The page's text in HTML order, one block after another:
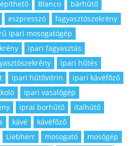
Blanco
bárhűtő
eszpresszó
fagyasztószekrény
ipari mosogatógép
ipari fagyasztás
ipari hűtés
ipari hűtővitrin
ipari kávéfőző
ipari vasalógép
iprai borhűtő
italhűtő
kávé
kávéfőző
Liebherr mosogató
mosógép